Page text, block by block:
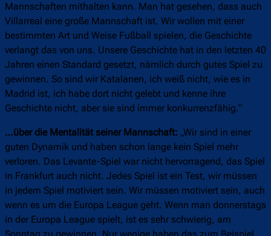
Mannschaften mithalten kann. Man hat gesehen, dass auch
Villarreal eine große Mannschaft ist. Wir wollen mit einer
bestimmten Art und Weise Fußball spielen, die Geschichte
verlangt das von uns. Unsere Geschichte hat in den letzten 40
Jahren einen Standard gesetzt, nämlich durch gutes Spiel zu
gewinnen. So sind wir Katalanen, ich weiß nicht, wie es in
Madrid ist, ich habe dort nicht gelebt und kenne ihre
Geschichte nicht, aber sie sind immer konkurrenzfähig.“
…über die Mentalität seiner Mannschaft: „Wir sind in einer
guten Dynamik und haben schon lange kein Spiel mehr
verloren. Das Levante-Spiel war nicht hervorragend, das Spiel
in Frankfurt auch nicht. Jedes Spiel ist ein Test, wir müssen
in jedem Spiel motiviert sein. Wir müssen motiviert sein, auch
wenn es um die Europa League geht. Wenn man donnerstags
in der Europa League spielt, ist es sehr schwierig, am